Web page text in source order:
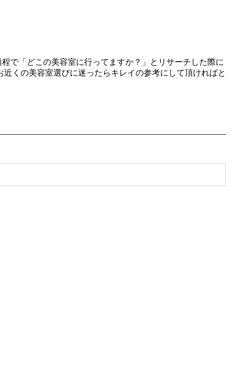
で「どこの美容室に行ってますか？」とリサーチした際に
くの美容室選びに迷ったらキレイの参考にして頂ければと